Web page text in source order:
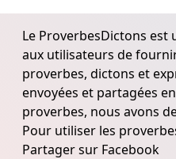
Le ProverbesDictons est
aux utilisateurs de
proverbes, dictons et
envoyées et partagées
proverbes, nous avons
Pour utiliser les
Partager sur Facebook